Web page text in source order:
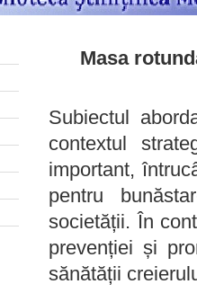
Masa
Subiectul
contextul
important,
pentru
societății. În
prevenției și
sănătății